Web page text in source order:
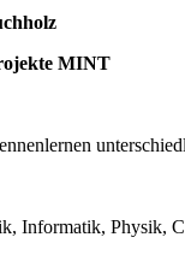
MINT
Informatik, Physik,